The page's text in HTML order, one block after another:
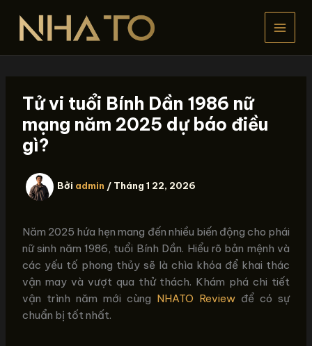
dung
Tử vi tuổi Bính Dần 1986 nữ
mạng năm 2025 dự báo điều
gì?
Bởi admin / Tháng 1 22, 2026
Năm 2025 hứa hẹn mang đến nhiều biến động cho phái
nữ sinh năm 1986, tuổi Bính Dần. Hiểu rõ bản mệnh và
các yếu tố phong thủy sẽ là chìa khóa để khai thác
vận may và vượt qua thử thách. Khám phá chi tiết
vận trình năm mới cùng NHATO Reviewđể có sự
chuẩn bị tốt nhất.